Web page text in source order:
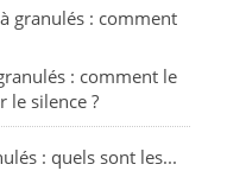
: comment le
le silence ?